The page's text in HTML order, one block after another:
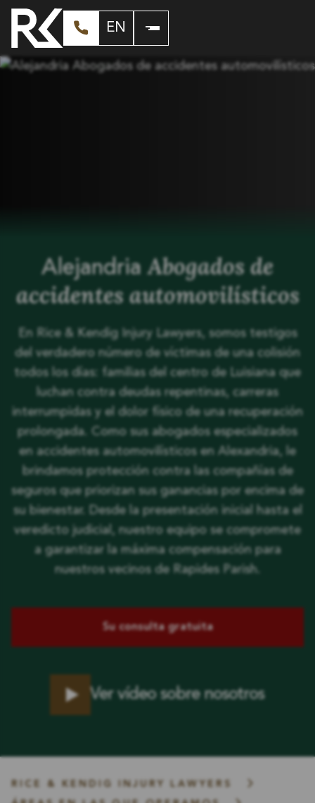
EN
AlejandriaAbogados de
accidentes automovilísticos
En Rice & Kendig Injury Lawyers, somos testigos
del verdadero número de víctimas de una colisión
todos los días: familias del centro de Luisiana que
luchan contra deudas repentinas, carreras
interrumpidas y el dolor físico de una recuperación
prolongada. Como sus abogados especializados
en accidentes automovilísticos en Alexandria, le
brindamos protección contra las compañías de
seguros que priorizan sus ganancias por encima de
su bienestar. Desde la presentación inicial hasta el
veredicto judicial, nuestro equipo se compromete
a garantizar la máxima compensación para
nuestros vecinos de Rapides Parish.
Su consulta gratuita
Ver vídeo sobre nosotros
RICE & KENDIG INJURY LAWYERS